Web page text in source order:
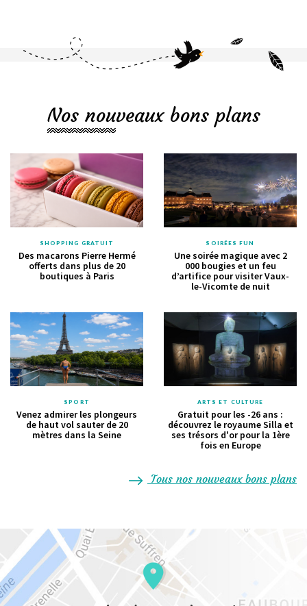
Nos nouveaux bons plans
SHOPPING GRATUIT
Des macarons Pierre Hermé
offerts dans plus de 20
boutiques à Paris
SOIRÉES FUN
Une soirée magique avec 2
000 bougies et un feu
d’artifice pour visiter Vaux-
le-Vicomte de nuit
SPORT
Venez admirer les plongeurs
de haut vol sauter de 20
mètres dans la Seine
ARTS ET CULTURE
Gratuit pour les -26 ans :
découvrez le royaume Silla et
ses trésors d'or pour la 1ère
fois en Europe
Tous nos nouveaux bons plans